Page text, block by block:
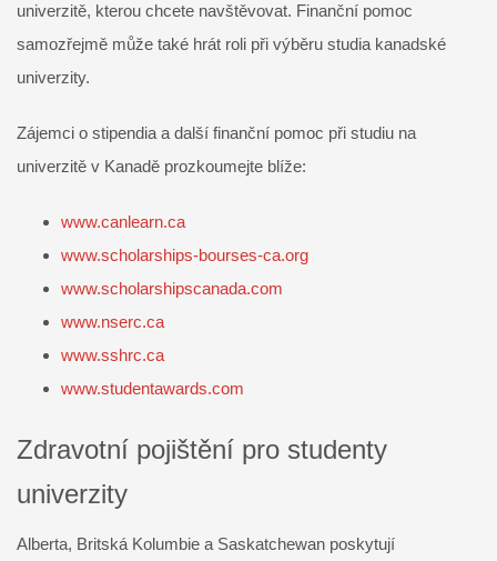
univerzitě, kterou chcete navštěvovat. Finanční pomoc
samozřejmě může také hrát roli při výběru studia kanadské
univerzity.
Zájemci o stipendia a další finanční pomoc při studiu na
univerzitě v Kanadě prozkoumejte blíže:
www.canlearn.ca
www.scholarships-bourses-ca.org
www.scholarshipscanada.com
www.nserc.ca
www.sshrc.ca
www.studentawards.com
Zdravotní pojištění pro studenty
univerzity
Alberta, Britská Kolumbie a Saskatchewan poskytují